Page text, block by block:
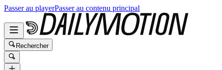
Passer au playerPasser au contenu principal
Rechercher